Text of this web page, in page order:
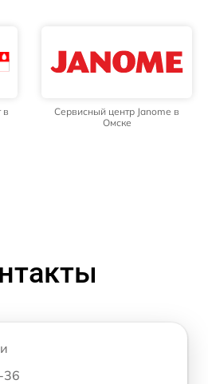
в
Сервисный центр Janome в
Омске
36